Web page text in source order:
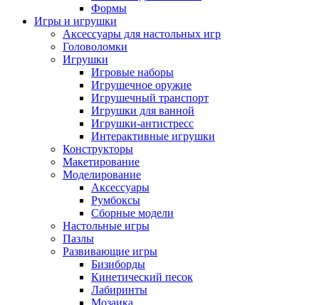
Формы
Игры и игрушки
Аксессуары для настольных игр
Головоломки
Игрушки
Игровые наборы
Игрушечное оружие
Игрушечный транспорт
Игрушки для ванной
Игрушки-антистресс
Интерактивные игрушки
Конструкторы
Макетирование
Моделирование
Аксессуары
Румбоксы
Сборные модели
Настольные игры
Пазлы
Развивающие игры
Бизиборды
Кинетический песок
Лабиринты
Мозаика